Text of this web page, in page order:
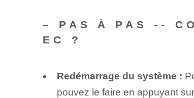
– PAS À PAS --
EC ?
Redémarrage du système :
pouvez le faire en appuyant